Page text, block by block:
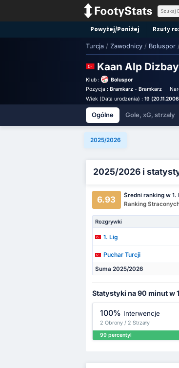
Powyżej/Poniżej Rzuty
Turcja / Zawodnicy / Boluspor /
Kaan Alp Dizbay
Klub :
Boluspor
Pozycja : Bramkarz - Bramkarz
Wiek (Data urodzenia) : 19
Ogólne Gole, xG, strzały
2025/2026
2025/2026 i
6.93
Średni ranking w 1.
Ranking
Rozgrywki
1. Lig
Puchar Turcji
Suma 2025/2026
Statystyki na 90 minut w
100% Interwencje
2 Obrony / 2 Strzały
99 percentyl